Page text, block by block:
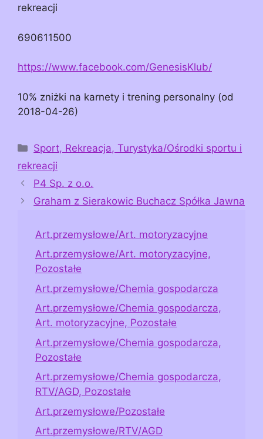
rekreacji
690611500
https://www.facebook.com/GenesisKlub/
10% zniżki na karnety i trening personalny (od
2018-04-26)
Kategorie
Sport, Rekreacja, Turystyka/Ośrodki sportu i
rekreacji
P4 Sp. z o.o.
Graham z Sierakowic Buchacz Spółka Jawna
Art.przemysłowe/Art. motoryzacyjne
Art.przemysłowe/Art. motoryzacyjne,
Pozostałe
Art.przemysłowe/Chemia gospodarcza
Art.przemysłowe/Chemia gospodarcza,
Art. motoryzacyjne, Pozostałe
Art.przemysłowe/Chemia gospodarcza,
Pozostałe
Art.przemysłowe/Chemia gospodarcza,
RTV/AGD, Pozostałe
Art.przemysłowe/Pozostałe
Art.przemysłowe/RTV/AGD